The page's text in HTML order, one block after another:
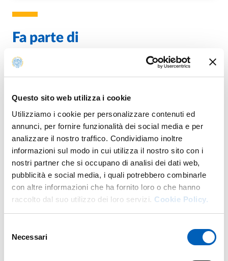
Questo sito web utilizza i cookie
Utilizziamo i cookie per personalizzare contenuti ed
annunci, per fornire funzionalità dei social media e per
analizzare il nostro traffico. Condividiamo inoltre
informazioni sul modo in cui utilizza il nostro sito con i
nostri partner che si occupano di analisi dei dati web,
pubblicità e social media, i quali potrebbero combinarle
con altre informazioni che ha fornito loro o che hanno
raccolto dal suo utilizzo dei loro servizi. Cookie Policy.
delNecessari
Fa parte di
AGIOVEDÌ 31 DICEMBRE 2026
SALA CONFERENZE - PARMAUNIVERCITY INFO POINT
INGRESSO LIBERO FINO ESAURIMENTO POSTI
Mappa
−